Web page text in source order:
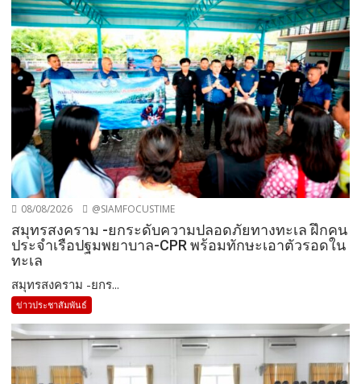
08/08/2026 @SIAMFOCUSTIME
สมุทรสงคราม -ยกระดับความปลอดภัยทางทะเล ฝึกคน
ประจำเรือปฐมพยาบาล-CPR พร้อมทักษะเอาตัวรอดใน
ทะเล
สมุทรสงคราม -ยกร...
ข่าวประชาสัมพันธ์